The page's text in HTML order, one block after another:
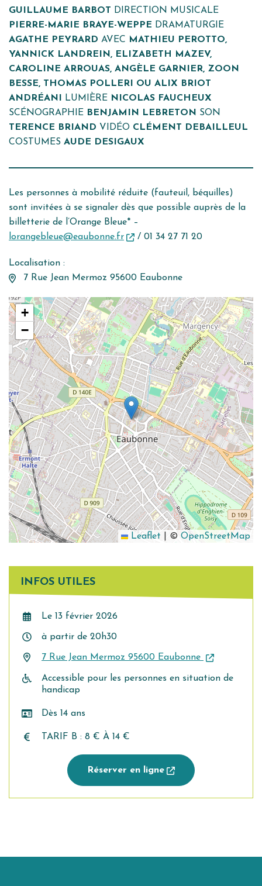
GUILLAUME BARBOT DIRECTION MUSICALE
PIERRE-MARIE BRAYE-WEPPE DRAMATURGIE
AGATHE PEYRARD AVEC MATHIEU PEROTTO,
YANNICK LANDREIN, ELIZABETH MAZEV,
CAROLINE ARROUAS, ANGÈLE GARNIER, ZOON
BESSE, THOMAS POLLERI OU ALIX BRIOT
ANDRÉANI
LUMIÈRE NICOLAS FAUCHEUX
SCÉNOGRAPHIE BENJAMIN LEBRETON SON
TERENCE BRIAND VIDÉO CLÉMENT DEBAILLEUL
COSTUMES AUDE DESIGAUX
Les personnes à mobilité réduite (fauteuil, béquilles)
sont invitées à se signaler dès que possible auprès de la
billetterie de l’Orange Bleue* –
lorangebleue@eaubonne.fr
/ 01 34 27 71 20
Localisation :
7 Rue Jean Mermoz 95600 Eaubonne
+
−
Leaflet © OpenStreetMap
INFOS UTILES
Le 13 février 2026
à partir de 20h30
7 Rue Jean Mermoz 95600 Eaubonne
Accessible pour les personnes en situation de
handicap
Dès 14 ans
TARIF B : 8 € À 14 €
Réserver en ligne